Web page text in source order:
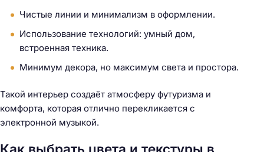
Чистые линии и минимализм в оформлении.
Использование технологий: умный дом,
встроенная техника.
Минимум декора, но максимум света и простора.
Такой интерьер создаёт атмосферу футуризма и
комфорта, которая отлично перекликается с
электронной музыкой.